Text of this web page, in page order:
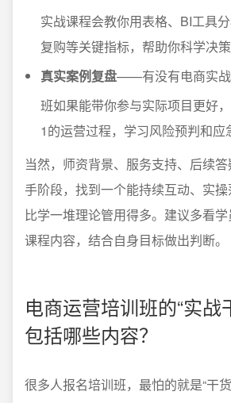
实战课程会教你用表格、BI工具分
复购等关键指标，帮助你科学决策
真实案例复盘——有没有电商实战
班如果能带你参与实际项目更好
1的运营过程，学习风险预判和应
当然，师资背景、服务支持、后续
手阶段，找到一个能持续互动、实
比学一堆理论管用得多。建议多看
课程内容，结合自身目标做出判断。
电商运营培训班的“实战
包括哪些内容？
很多人报名培训班，最怕的就是“干